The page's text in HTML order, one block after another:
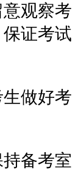
观察考
证考试
做好考
备考室